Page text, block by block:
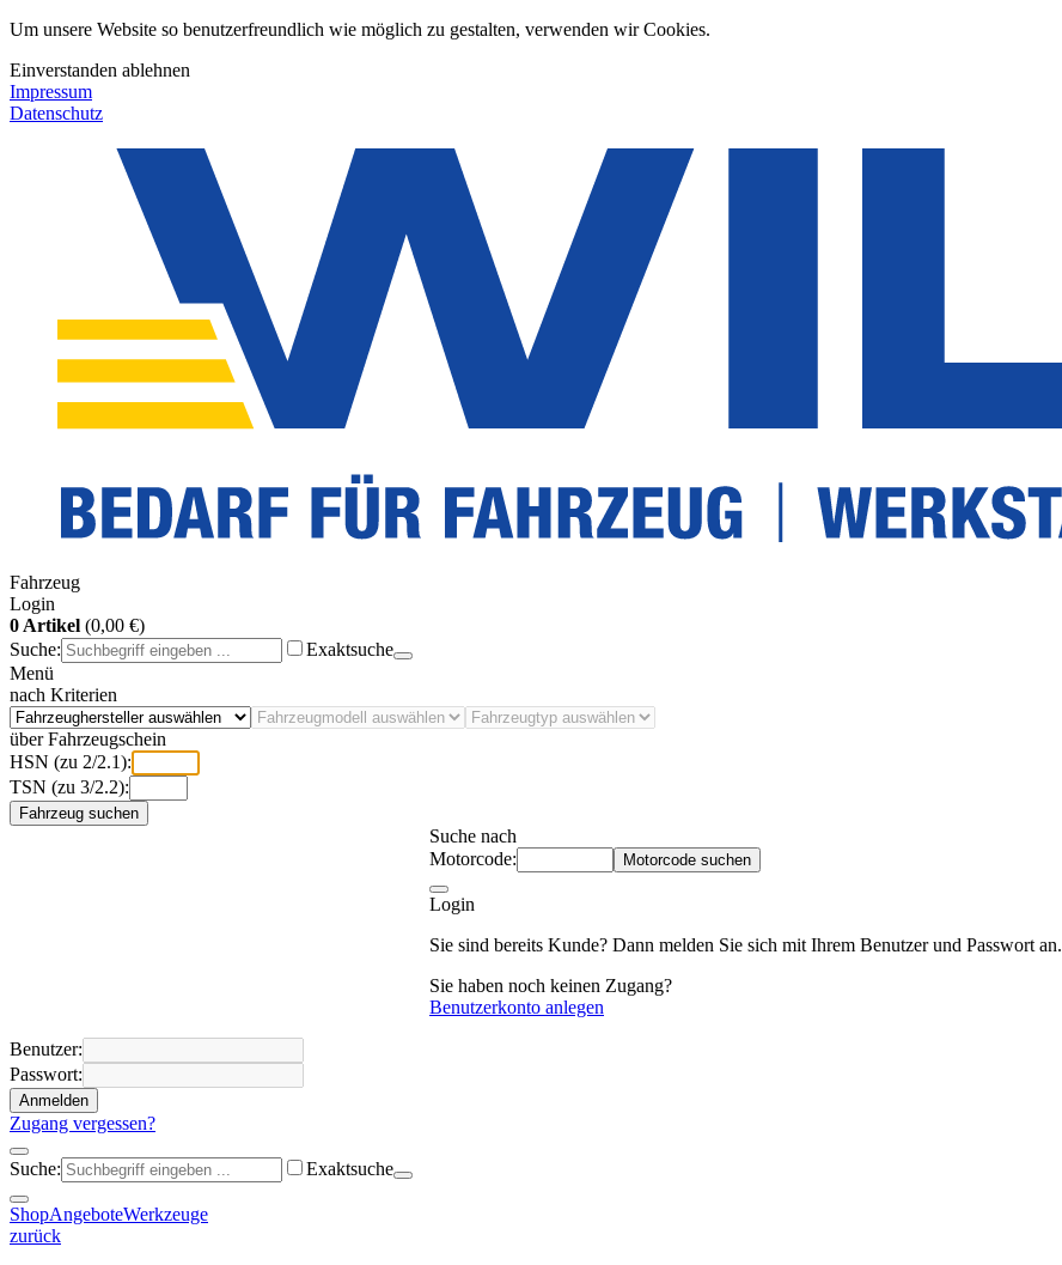
Um unsere Website so benutzerfreundlich wie möglich zu gestalten, verwenden wir Cookies.
Einverstanden ablehnen
Impressum
Datenschutz
Fahrzeug
Login
0 Artikel (0,00 €)
Suche:
Exaktsuche
Menü
nach Kriterien
über Fahrzeugschein
HSN (zu 2/2.1):
TSN (zu 3/2.2):
Fahrzeug suchen
Suche nach
Motorcode:
Motorcode suchen
Login
Sie sind bereits Kunde? Dann melden Sie sich mit Ihrem Benutzer und Passwort an.
Sie haben noch keinen Zugang?
Benutzerkonto anlegen
Benutzer:
Passwort:
Anmelden
Zugang vergessen?
Suche: Exaktsuche
ShopAngeboteWerkzeuge
zurück